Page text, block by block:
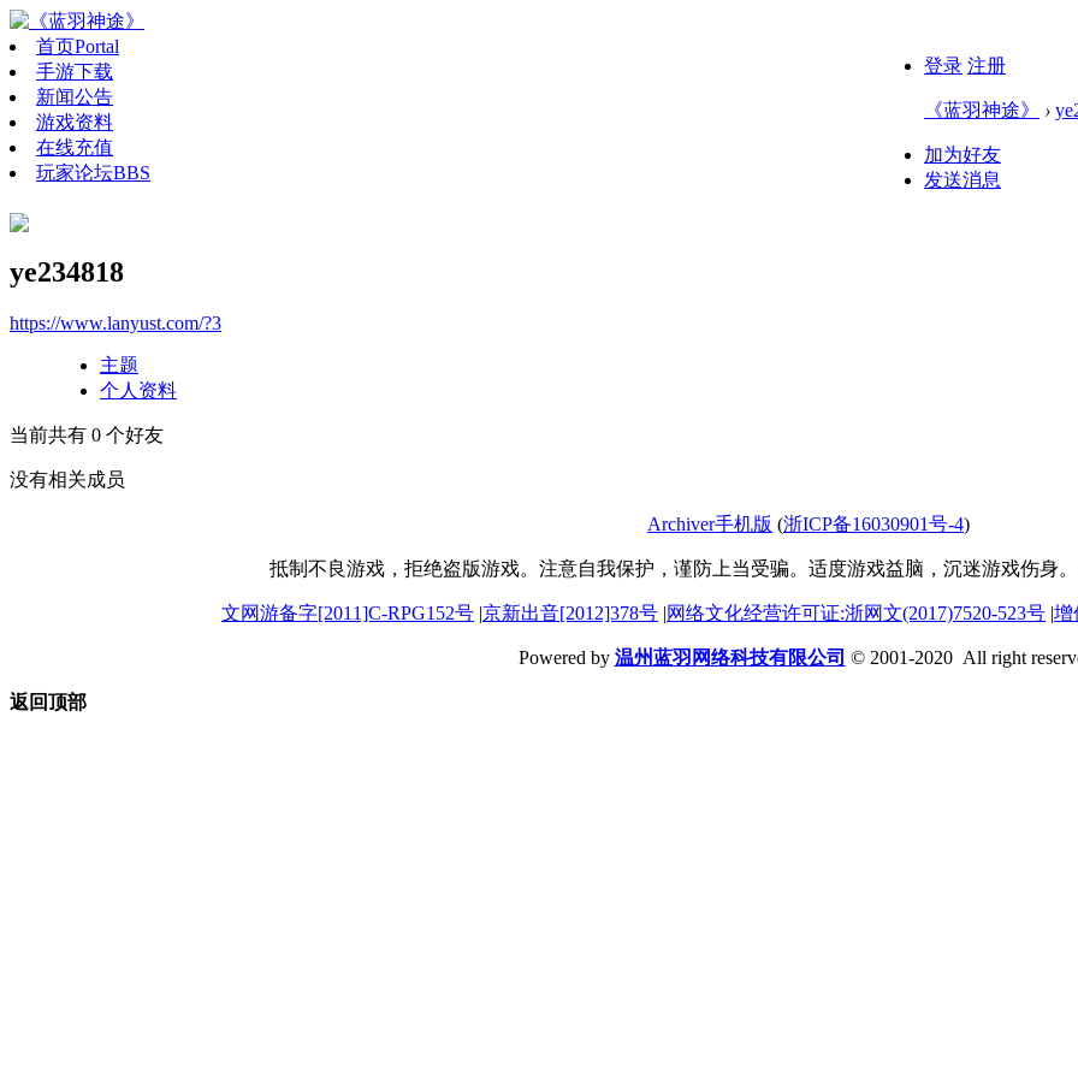
首页Portal
手游下载
新闻公告
游戏资料
在线充值
玩家论坛BBS
登录 注册
《蓝羽神途》 ›
加为好友
发送消息
ye234818
https://www.lanyust.com/?3
主题
个人资料
当前共有 0 个好友
没有相关成员
Archiver手机版 (浙ICP备16030901号-4)
抵制不良游戏，拒绝盗版游戏。注意自我保护，谨防上当受骗。适度游戏益脑，沉迷游戏伤身
文网游备字[2011]C-RPG152号 |京新出音[2012]378号 |网络文化经营许可证:浙网文(2017)7520-523号 |增
Powered by 温州蓝羽网络科技有限公司 © 2001-2020 All right
返回顶部